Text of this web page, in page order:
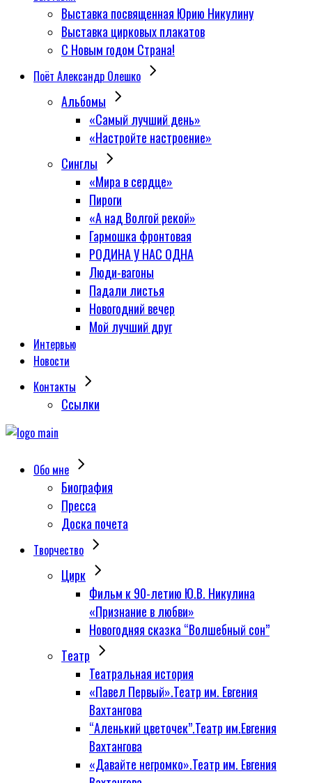
Выставка посвященная Юрию Никулину
Выставка цирковых плакатов
С Новым годом Страна!
Поёт Александр Олешко
Альбомы
«Самый лучший день»
«Настройте настроение»
Синглы
«Мира в сердце»
Пироги
«А над Волгой рекой»
Гармошка фронтовая
РОДИНА У НАС ОДНА
Люди-вагоны
Падали листья
Новогодний вечер
Мой лучший друг
Интервью
Новости
Контакты
Сcылки
Обо мне
Биография
Пресса
Доска почета
Творчество
Цирк
Фильм к 90-летию Ю.В. Никулина
«Признание в любви»
Новогодняя сказка “Волшебный сон”
Tеатр
Театральная история
«Павел Первый».Театр им. Евгения
Вахтангова
“Аленький цветочек”.Театр им.Евгения
Вахтангова
«Давайте негромко».Театр им. Евгения